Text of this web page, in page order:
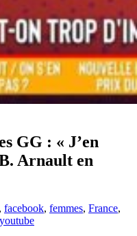
GG : « J’en
Arnault en
, facebook, femmes, France,
youtube